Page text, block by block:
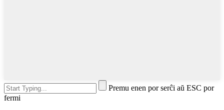
Premu enen por serĉi aŭ ESC por
fermi